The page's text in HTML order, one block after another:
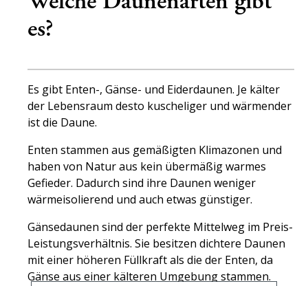
es?
Es gibt Enten-, Gänse- und Eiderdaunen. Je kälter
der Lebensraum desto kuscheliger und wärmender
ist die Daune.
Enten stammen aus gemäßigten Klimazonen und
haben von Natur aus kein übermäßig warmes
Gefieder. Dadurch sind ihre Daunen weniger
wärmeisolierend und auch etwas günstiger.
Gänsedaunen sind der perfekte Mittelweg im Preis-
Leistungsverhältnis. Sie besitzen dichtere Daunen
mit einer höheren Füllkraft als die der Enten, da
Gänse aus einer kälteren Umgebung stammen.